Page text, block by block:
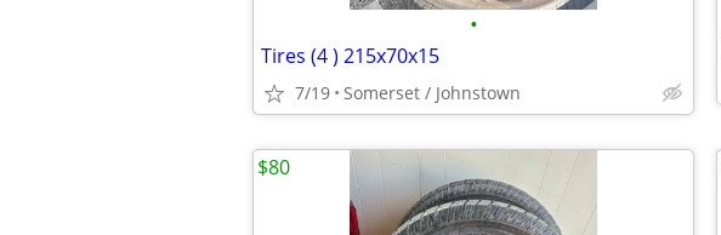
•
Tires (4 ) 215x70x15
7/19 Somerset / Johnstown
$80